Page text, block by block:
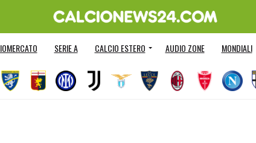
SERIE A CALCIO ESTERO AUDIO ZONE MONDIALI